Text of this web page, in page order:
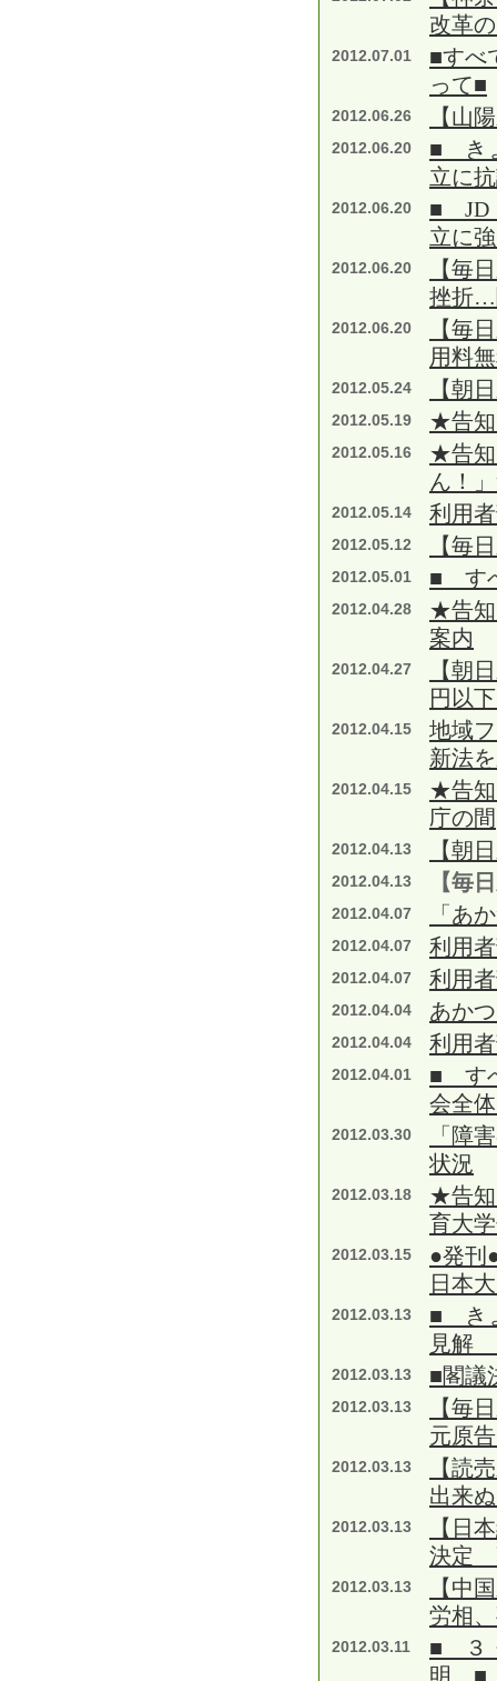
改革
2012.07.01
■すべ
って■
2012.06.26 【山
2012.06.20
■ き
立に
2012.06.20
■ JD
立に
2012.06.20
【毎
挫折…
2012.06.20
【毎
用料
2012.05.24 【朝
2012.05.19 ★告
2012.05.16
★告
ん！
2012.05.14 利用
2012.05.12 【毎
2012.05.01 ■ す
2012.04.28
★告知
案内
2012.04.27
【朝
円以
2012.04.15
地域
新法
2012.04.15
★告
庁の間
2012.04.13 【朝
2012.04.13 【毎
2012.04.07 「あ
2012.04.07 利用
2012.04.07 利用
2012.04.04 あか
2012.04.04 利用
2012.04.01
■ す
会全
2012.03.30
「障
状況
2012.03.18
★告
育大
2012.03.15
●発刊
日本
2012.03.13
■ き
見解
2012.03.13 ■閣議
2012.03.13
【毎
元原
2012.03.13
【読
出来
2012.03.13
【日
決定
2012.03.13
【中
労相
2012.03.11
■ ３
明 ■